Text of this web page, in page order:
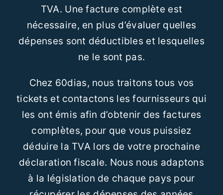
TVA. Une facture complète est
nécessaire, en plus d’évaluer quelles
dépenses sont déductibles et lesquelles
ne le sont pas.
Chez 60dias, nous traitons tous vos
tickets et contactons les fournisseurs qui
les ont émis afin d’obtenir des factures
complètes, pour que vous puissiez
déduire la TVA lors de votre prochaine
déclaration fiscale. Nous nous adaptons
à la législation de chaque pays pour